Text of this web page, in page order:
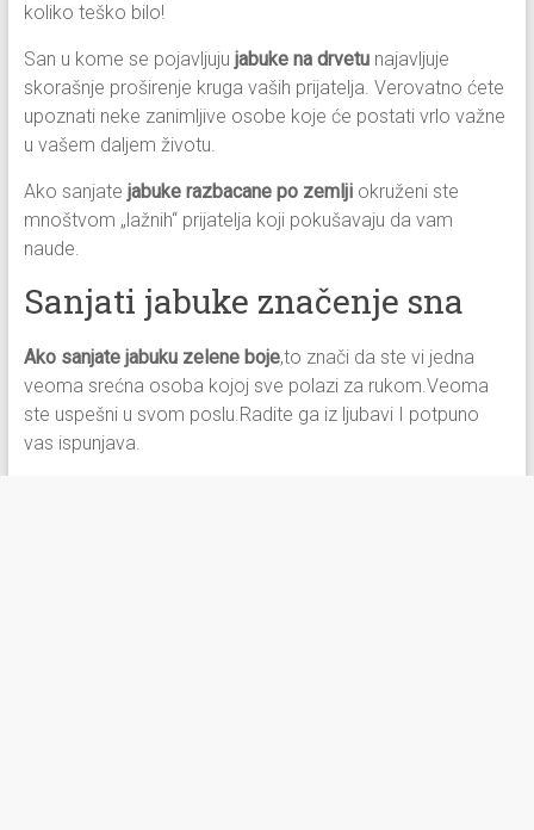
koliko teško bilo!
San u kome se pojavljuju jabuke na drvetunajavljuje
skorašnje proširenje kruga vaših prijatelja. Verovatno ćete
upoznati neke zanimljive osobe koje će postati vrlo važne
u vašem daljem životu.
Ako sanjate jabuke razbacane po zemljiokruženi ste
mnoštvom „lažnih“ prijatelja koji pokušavaju da vam
naude.
Sanjati jabuke značenje sna
Ako sanjate jabuku zelene boje,to znači da ste vi jedna
veoma srećna osoba kojoj sve polazi za rukom.Veoma
ste uspešni u svom poslu.Radite ga iz ljubavi I potpuno
vas ispunjava.